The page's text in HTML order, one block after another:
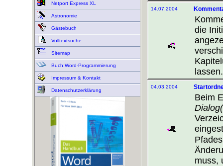
Netport Express XL
Astronomie
Gästebuch
Volltextsuche
Sitemap
Buch:Word-Programmierung
Impressum & Kontakt
Datenschutzerklärung
14.07.2004
die
lassen.
04.03.2004
Beim
muss,